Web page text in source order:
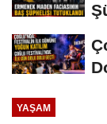
YAŞAM